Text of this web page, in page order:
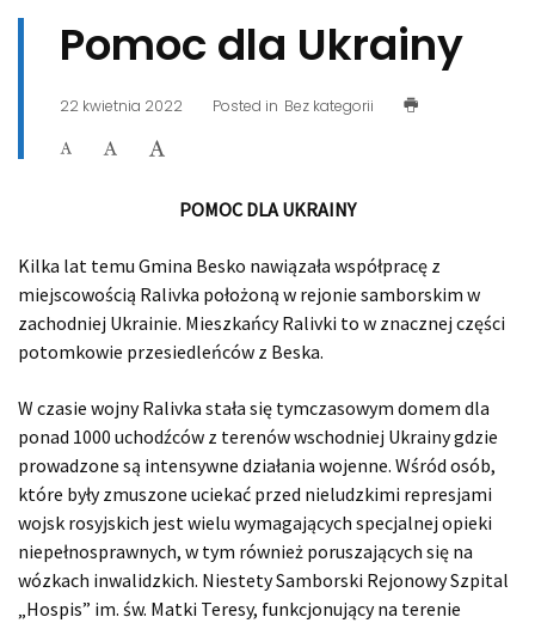
Pomoc dla Ukrainy
22 kwietnia 2022 Posted in Bez kategorii
POMOC DLA UKRAINY
Kilka lat temu Gmina Besko nawiązała współpracę z
miejscowością Ralivka położoną w rejonie samborskim w
zachodniej Ukrainie. Mieszkańcy Ralivki to w znacznej części
potomkowie przesiedleńców z Beska.
W czasie wojny Ralivka stała się tymczasowym domem dla
ponad 1000 uchodźców z terenów wschodniej Ukrainy gdzie
prowadzone są intensywne działania wojenne. Wśród osób,
które były zmuszone uciekać przed nieludzkimi represjami
wojsk rosyjskich jest wielu wymagających specjalnej opieki
niepełnosprawnych, w tym również poruszających się na
wózkach inwalidzkich. Niestety Samborski Rejonowy Szpital
„Hospis” im. św. Matki Teresy, funkcjonujący na terenie